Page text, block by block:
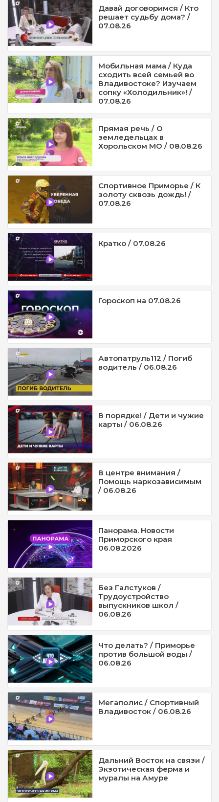
Давай договоримся / Кто
решает судьбу дома? /
07.08.26
Мобильная мама / Куда
сходить всей семьей во
Владивостоке? Изучаем
сопку «Холодильник»! /
07.08.26
Прямая речь / О
земледельцах в
Хорольском МО / 08.08.26
Спортивное Приморье / К
золоту сквозь дождь! /
07.08.26
Кратко / 07.08.26
Гороскоп на 07.08.26
Автопатруль112 / Погиб
водитель / 06.08.26
В порядке! / Дети и чужие
карты / 06.08.26
В центре внимания /
Помощь наркозависимым
/ 06.08.26
Панорама. Новости
Приморского края
06.08.2026
Без Галстуков /
Трудоустройство
выпускников школ /
06.08.26
Что делать? / Приморье
против большой воды /
06.08.26
Мегаполис / Спортивный
Владивосток / 06.08.26
Дальний Восток на связи /
Экзотическая ферма и
муралы на Амуре